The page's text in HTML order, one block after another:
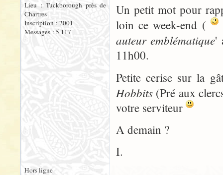
Lieu : Tuckborough près de
Chartres
Inscription : 2001
Messages : 5 117
Un petit mot pour
loin ce week-end (
auteur emblématique'
11h00.
Petite cerise sur la
Hobbits (Pré aux
votre serviteur
A demain ?
I.
Hors ligne